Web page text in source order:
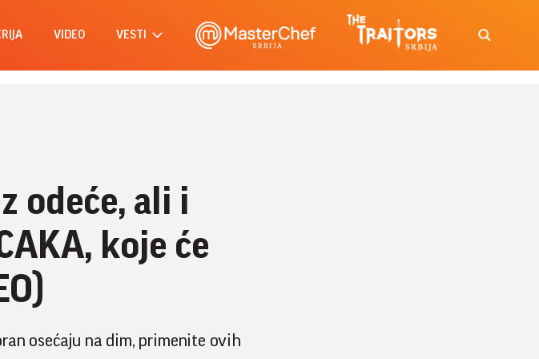
VIDEO VESTI
odeće, ali i
koje će
osećaju na dim, primenite ovih